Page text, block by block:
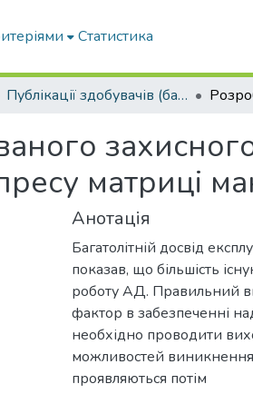
Статистика
Публікації здобувачів (бакалаврів. магістрів, аспірантів)
матриці
Анотація
Багатолітній досвід
показав, що більшість
роботу АД. Правильний
фактор в забезпеченні
необхідно проводити
можливостей виникнення
проявляються потім